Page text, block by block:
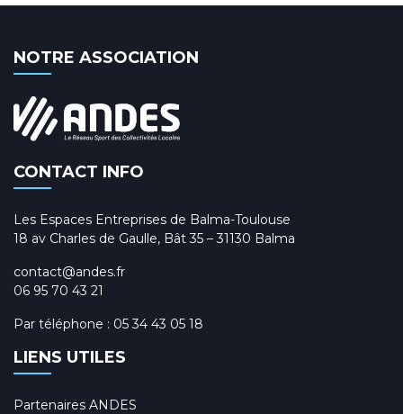
NOTRE ASSOCIATION
CONTACT INFO
Les Espaces Entreprises de Balma-Toulouse
18 av Charles de Gaulle, Bât 35 – 31130 Balma
contact@andes.fr
06 95 70 43 21
Par téléphone : 05 34 43 05 18
LIENS UTILES
Partenaires ANDES